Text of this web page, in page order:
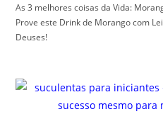
As 3 melhores coisas da Vida:
Prove este Drink de Morango com
Deuses!